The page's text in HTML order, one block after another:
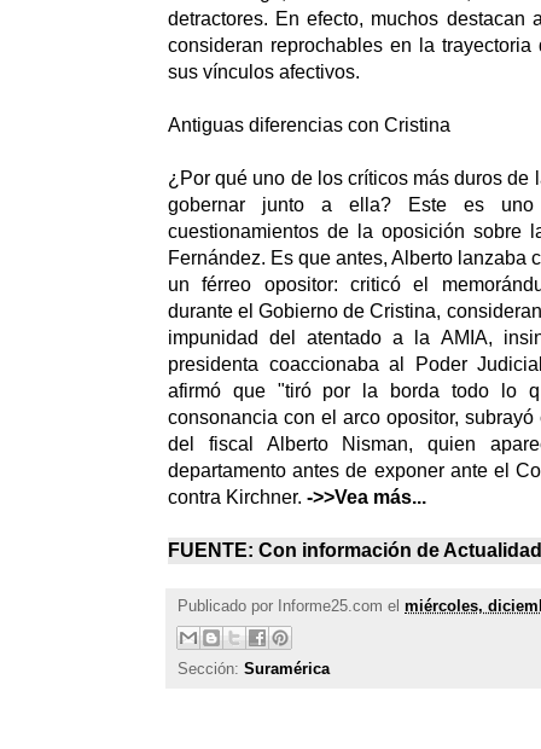
detractores. En efecto, muchos destacan
consideran reprochables en la trayectoria
sus vínculos afectivos.
Antiguas diferencias con Cristina
¿Por qué uno de los críticos más duros de
gobernar junto a ella? Este es
cuestionamientos de la oposición sobre
Fernández. Es que antes, Alberto lanzaba
un férreo opositor: criticó el
durante el Gobierno de Cristina,
impunidad del atentado a la AMIA,
presidenta coaccionaba al Poder
afirmó que "tiró por la borda todo lo
consonancia con el arco opositor,
del fiscal Alberto Nisman, quien
departamento antes de exponer ante el
contra Kirchner. ->>Vea más...
FUENTE: Con información de
Publicado por Informe25.com el miércoles,
Sección: Suramérica